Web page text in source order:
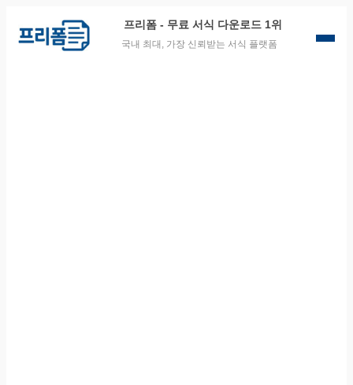
프리폼 - 무료 서식 다운로드 1위
국내 최대, 가장 신뢰받는 서식 플랫폼